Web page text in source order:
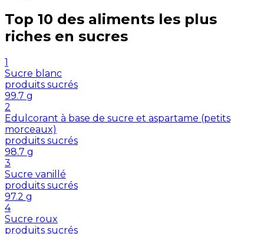
Top 10 des aliments les plus
riches en sucres
1
Sucre blanc
produits sucrés
99.7 g
2
Edulcorant à base de sucre et aspartame (petits
morceaux)
produits sucrés
98.7 g
3
Sucre vanillé
produits sucrés
97.2 g
4
Sucre roux
produits sucrés